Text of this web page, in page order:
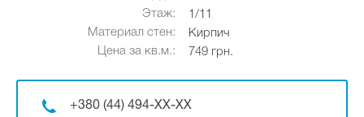
Этаж:
1/11
Материал стен:
Кирпич
Цена за кв.м.:
749 грн.
+380 (44) 494-XX-XX